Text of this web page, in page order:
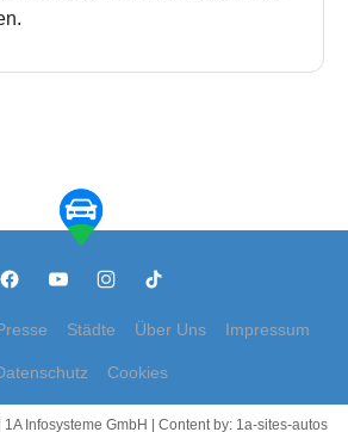
Städte Über Uns Impressum
Cookies
Infosysteme GmbH | Content by: 1a-sites-autos